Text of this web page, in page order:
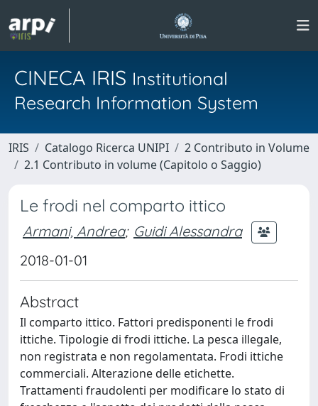
CINECA IRIS Institutional
Research Information System
IRIS Catalogo Ricerca UNIPI
2 Contributo in Volume
2.1 Contributo in volume (Capitolo o Saggio)
Le frodi nel comparto ittico
Armani, Andrea; Guidi Alessandra
2018-01-01
Abstract
Il comparto ittico. Fattori predisponenti le frodi
ittiche. Tipologie di frodi ittiche. La pesca illegale,
non registrata e non regolamentata. Frodi ittiche
commerciali. Alterazione delle etichette.
Trattamenti fraudolenti per modificare lo stato di